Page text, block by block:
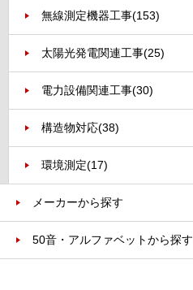
無線測定機器工事(153)
太陽光発電関連工事(25)
電力設備関連工事(30)
構造物対応(38)
環境測定(17)
メーカーから探す
50音・アルファベットから探す